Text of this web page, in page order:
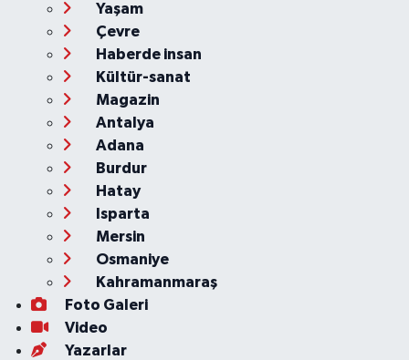
Yaşam
Çevre
Haberde insan
Kültür-sanat
Magazin
Antalya
Adana
Burdur
Hatay
Isparta
Mersin
Osmaniye
Kahramanmaraş
Foto Galeri
Video
Yazarlar